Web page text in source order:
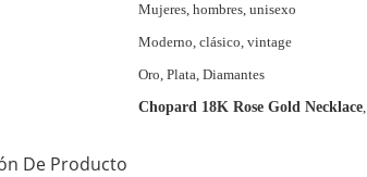
Mujeres, hombres, unisexo
Moderno, clásico, vintage
Oro, Plata, Diamantes
Chopard 18K Rose Gold Necklace,
De Producto